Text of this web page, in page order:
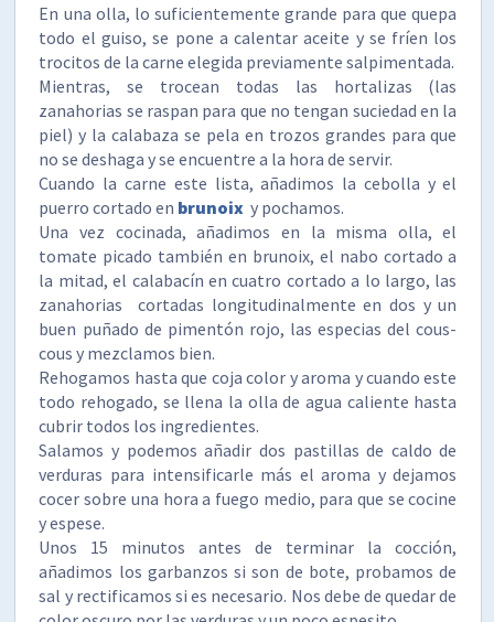
En una olla, lo suficientemente grande para que quepa
todo el guiso, se pone a calentar aceite y se fríen los
trocitos de la carne elegida previamente salpimentada.
Mientras, se trocean todas las hortalizas (las
zanahorias se raspan para que no tengan suciedad en la
piel) y la calabaza se pela en trozos grandes para que
no se deshaga y se encuentre a la hora de servir.
Cuando la carne este lista, añadimos la cebolla y el
puerro cortado en brunoix y pochamos.
Una vez cocinada, añadimos en la misma olla, el
tomate picado también en brunoix, el nabo cortado a
la mitad, el calabacín en cuatro cortado a lo largo, las
zanahorias cortadas longitudinalmente en dos y un
buen puñado de pimentón rojo, las especias del cous-
cous y mezclamos bien.
Rehogamos hasta que coja color y aroma y cuando este
todo rehogado, se llena la olla de agua caliente hasta
cubrir todos los ingredientes.
Salamos y podemos añadir dos pastillas de caldo de
verduras para intensificarle más el aroma y dejamos
cocer sobre una hora a fuego medio, para que se cocine
y espese.
Unos 15 minutos antes de terminar la cocción,
añadimos los garbanzos si son de bote, probamos de
sal y rectificamos si es necesario. Nos debe de quedar de